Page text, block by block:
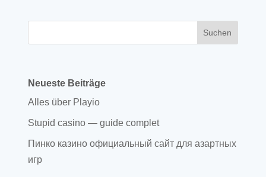
Neueste Beiträge
Alles über Playio
Stupid casino — guide complet
Пинко казино официальный сайт для азартных
игр